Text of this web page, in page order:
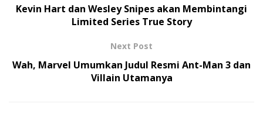
Kevin Hart dan Wesley Snipes akan Membintangi
Limited Series True Story
Next Post
Wah, Marvel Umumkan Judul Resmi Ant-Man 3 dan
Villain Utamanya